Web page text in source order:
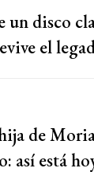
un disco
el
de
así está